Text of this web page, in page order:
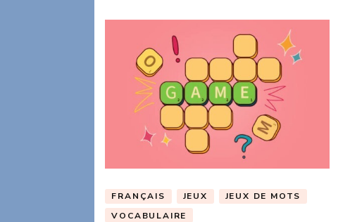
FRANÇAIS JEUX
JEUX DE MOTS
VOCABULAIRE